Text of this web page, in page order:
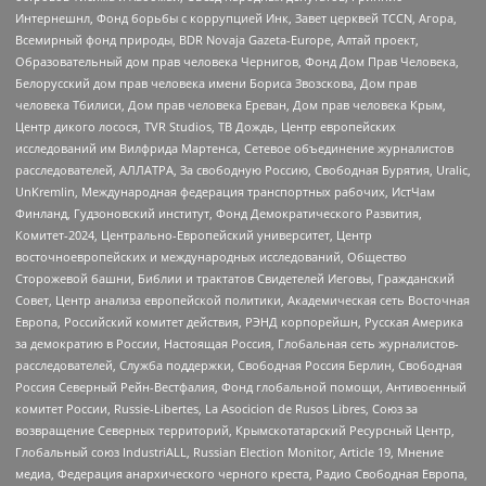
Интернешнл, Фонд борьбы с коррупцией Инк, Завет церквей TCCN, Агора,
Всемирный фонд природы, BDR Novaja Gazeta-Europe, Алтай проект,
Образовательный дом прав человека Чернигов, Фонд Дом Прав Человека,
Белорусский дом прав человека имени Бориса Звозскова, Дом прав
человека Тбилиси, Дом прав человека Ереван, Дом прав человека Крым,
Центр дикого лосося, TVR Studios, ТВ Дождь, Центр европейских
исследований им Вилфрида Мартенса, Сетевое объединение журналистов
расследователей, АЛЛАТРА, За свободную Россию, Свободная Бурятия, Uralic,
UnKremlin, Международная федерация транспортных рабочих, ИстЧам
Финланд, Гудзоновский институт, Фонд Демократического Развития,
Комитет-2024, Центрально-Европейский университет, Центр
восточноевропейских и международных исследований, Общество
Сторожевой башни, Библии и трактатов Свидетелей Иеговы, Гражданский
Совет, Центр анализа европейской политики, Академическая сеть Восточная
Европа, Российский комитет действия, РЭНД корпорейшн, Русская Америка
за демократию в России, Настоящая Россия, Глобальная сеть журналистов-
расследователей, Служба поддержки, Свободная Россия Берлин, Свободная
Россия Северный Рейн-Вестфалия, Фонд глобальной помощи, Антивоенный
комитет России, Russie-Libertes, La Asocicion de Rusos Libres, Союз за
возвращение Северных территорий, Крымскотатарский Ресурсный Центр,
Глобальный союз IndustriALL, Russian Election Monitor, Article 19, Мнение
медиа, Федерация анархического черного креста, Радио Свободная Европа,